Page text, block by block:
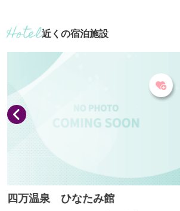
で数種類の味を作っています。 ■レギュ
ラー品■ ・摩耶姫[ペールエール] ・おう
穴[アンバーエール] ・月見橋[ポーター]
■期間限定品■ ・嘉満ヶ淵[生姜ポー
ター] ［『四万温泉の清らかな水』＋
『麦』＋『ホップ』］×酵母＋熟成＝四万
温泉...
近くの宿泊施設
四万温泉 ひなたみ館